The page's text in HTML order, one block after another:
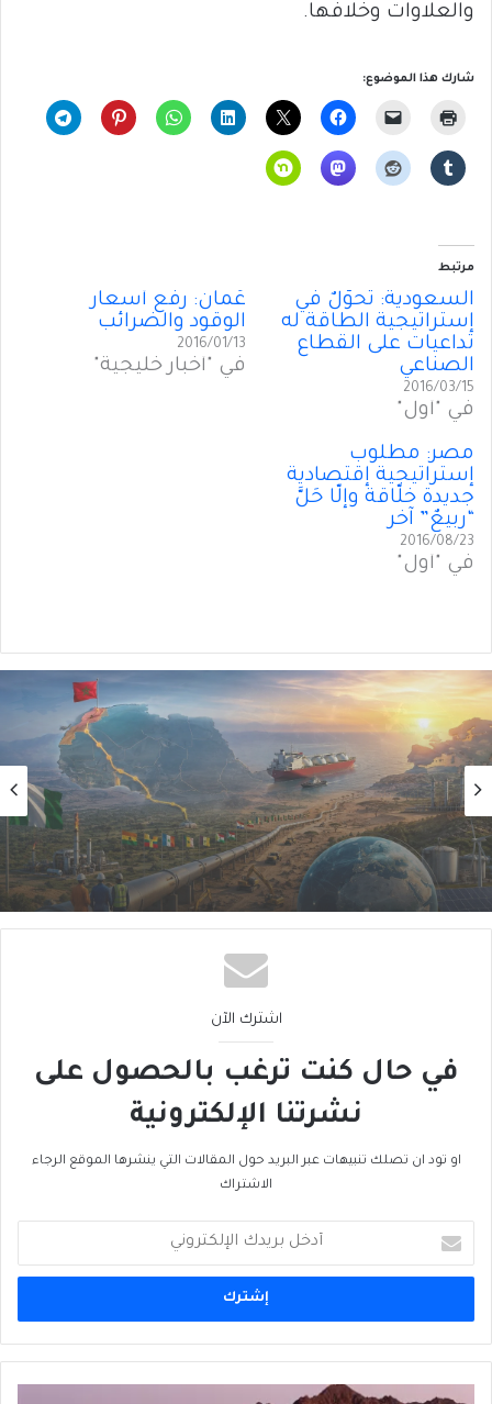
والعلاوات وخلافها.
شارك هذا الموضوع:
مرتبط
السعودية: تَحوُّلٌ في
إستراتيجية الطاقة له
تداعيات على القطاع
الصناعي
2016/03/15
في "أول"
عُمان: رفع أسعار
الوقود والضرائب
2016/01/13
في "أخبار خليجية"
مصر: مطلوب
إستراتيجية إقتصادية
جديدة خلّاقة وإلّا حَلَّ
“ربيعٌ” آخر
2016/08/23
في "أول"
أول
2026/08/02
من الغاز إلى الجغرافيا السياسية… ماذا يُغيّرُ خط
نيجيريا–المغرب؟
اشترك الآن
في حال كنت ترغب بالحصول على
نشرتنا الإلكترونية
او تود ان تصلك تنبيهات عبر البريد حول المقالات التي ينشرها الموقع الرجاء
الاشتراك
بريدك
الإلكتروني
عُمان،